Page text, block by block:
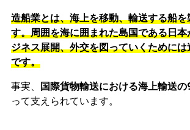
造船業とは、海上を移動、輸送する船
す。周囲を海に囲まれた島国である日
ジネス展開、外交を図っていくために
です。
事実、 国際貨物輸送における海上輸送
って支えられています。